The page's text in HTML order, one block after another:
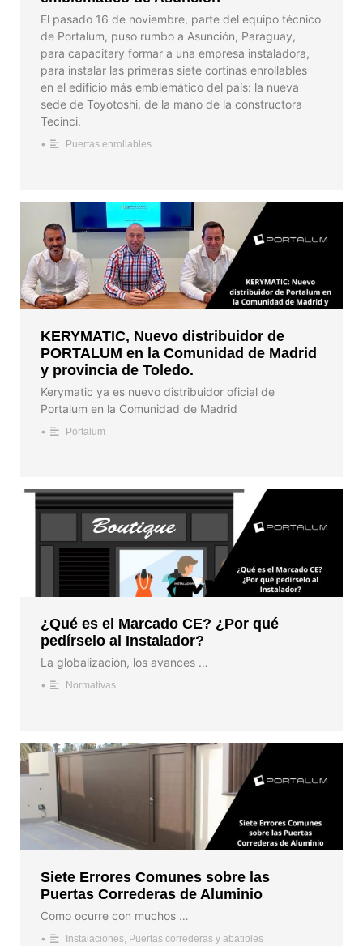
El pasado 16 de noviembre, parte del equipo técnico
de Portalum, puso rumbo a Asunción, Paraguay,
para capacitary formar a una empresa instaladora,
para instalar las primeras siete cortinas enrollables
en el edificio más emblemático del país: la nueva
sede de Toyotoshi, de la mano de la constructora
Tecinci.
• Puertas enrollables
KERYMATIC, Nuevo distribuidor de
PORTALUM en la Comunidad de Madrid
y provincia de Toledo.
Kerymatic ya es nuevo distribuidor oficial de
Portalum en la Comunidad de Madrid
• Portalum
¿Qué es el Marcado CE? ¿Por qué
pedírselo al Instalador?
La globalización, los avances …
• Normativas
Siete Errores Comunes sobre las
Puertas Correderas de Aluminio
Como ocurre con muchos …
• Instalaciones, Puertas correderas y abatibles